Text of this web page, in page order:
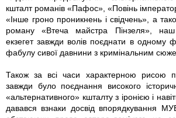
кшталт романів «Пафос», «Повінь
«Інше гроно проникнень і свідчень», а
роману «Втеча майстра Пінзеля», наш
екзегет завжди волів поєднати в одному
фабулу сивої давнини з кримінальним
Також за всі часи характерною рисою
завжди було поєднання високого
«альтернативного» кшталту з іронією і
давався взнаки досвід впорядкування